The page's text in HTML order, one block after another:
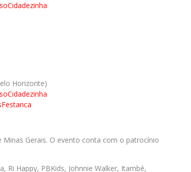
Horizonte)
Minas Gerais. O evento conta com o patrocínio
Ri Happy, PBKids, Johnnie Walker, Itambé,